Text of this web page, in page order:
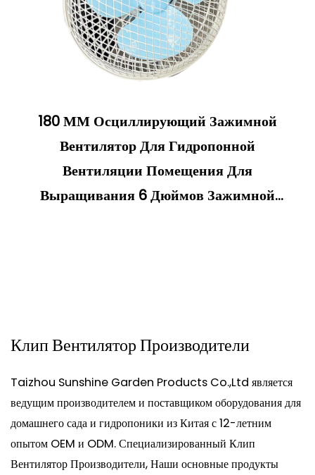
180 ММ Осциллирующий Зажимной
Вентилятор Для Гидропонной
Вентиляции Помещения Для
Выращивания 6 Дюймов Зажимной
Клип Вентилятор Производители
Taizhou Sunshine Garden Products Co.,Ltd является
ведущим производителем и поставщиком оборудования для
домашнего сада и гидропоники из Китая с 12-летним
опытом OEM и ODM. Специализированный Клип
Вентилятор Производители, Наши основные продукты